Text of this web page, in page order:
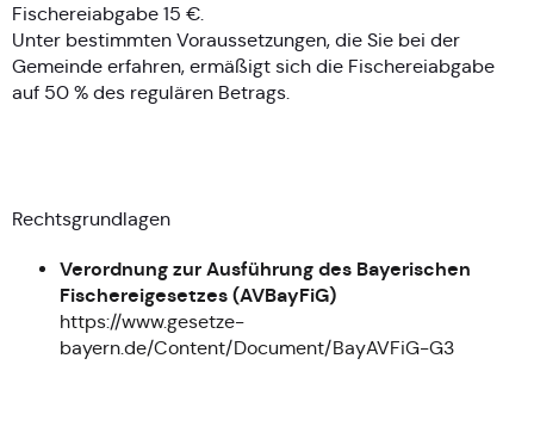
Fischereiabgabe 15 €.
Unter bestimmten Voraussetzungen, die Sie bei der
Gemeinde erfahren, ermäßigt sich die Fischereiabgabe
auf 50 % des regulären Betrags.
Rechtsgrundlagen
Verordnung zur Ausführung des Bayerischen
Fischereigesetzes (AVBayFiG)
https://www.gesetze-
bayern.de/Content/Document/BayAVFiG-G3